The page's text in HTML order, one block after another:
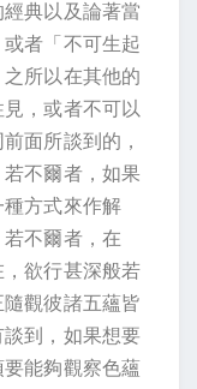
典以及論著當
者「不可生起
所以在其他的
，或者不可以
面所談到的，
不爾者，如果
方式來作解
不爾者，在
，欲行甚深般若
觀彼諸五蘊皆
到，如果想要
能夠觀察色蘊